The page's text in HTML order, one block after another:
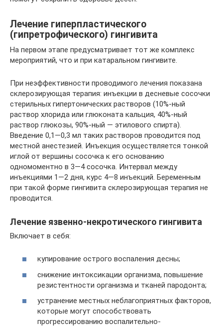
Лечение гиперпластического
(гипретрофического) гингивита
На первом этапе предусматривает тот же комплекс
мероприятий, что и при катаральном гингивите.
При неэффективности проводимого лечения показана
склерозирующая терапия: инъекции в десневые сосочки
стерильных гипертонических растворов (10%-ный
раствор хлорида или глюконата кальция, 40%-ный
раствор глюкозы, 90%-ный — этилового спирта).
Введение 0,1—0,3 мл таких растворов проводится под
местной анестезией. Инъекция осуществляется тонкой
иглой от вершины сосочка к его основанию
одномоментно в 3—4 сосочка. Интервал между
инъекциями 1—2 дня, курс 4—8 инъекций. Беременным
при такой форме гингивита склерозирующая терапия не
проводится.
Лечение язвенно-некротического гингивита
Включает в себя:
купирование острого воспаления десны;
снижение интоксикации организма, повышение
резистентности организма и тканей пародонта;
устранение местных неблагоприятных факторов,
которые могут способствовать
прогрессированию воспалительно-